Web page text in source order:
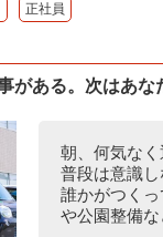
正社員
がある。次はあ
朝、何気なく
普段は意識
誰かがつく
や公園整備